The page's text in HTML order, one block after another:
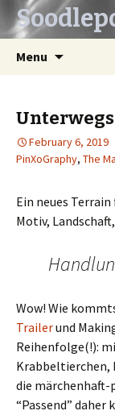
Menu
Unterwegs
February 6, 2019
PinXoGraphy, The
Ein neues
Motiv,
Wow! Wie
Trailerund
Reihenfolge(!):
Krabbeltierchen,
die märchenhaft-
“Passend” daher